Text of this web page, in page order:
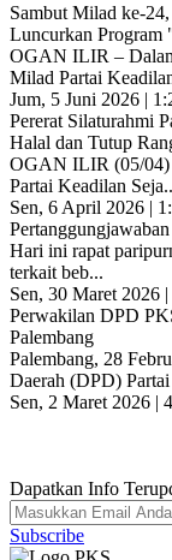
Sambut Milad ke-
Luncurkan Program
OGAN ILIR –
Milad Partai
Jum, 5 Juni 2026 |
Pererat Silaturahmi
Halal dan Tutup
OGAN ILIR (05/04)
Partai Keadilan
Sen, 6 April 2026 |
Hari ini rapat
terkait beb...
Sen, 30 Maret 2026
Perwakilan DPD
Palembang
Palembang, 28
Daerah (DPD)
Sen, 2 Maret 2026 |
Dapatkan Info
Subscribe